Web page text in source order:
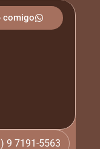
comigo
9 7191-5563